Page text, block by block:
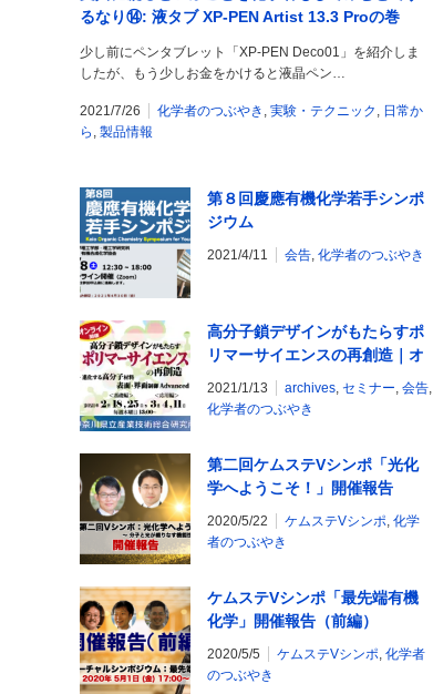
るなり⑭: 液タブ XP-PEN Artist 13.3 Proの巻
少し前にペンタブレット「XP-PEN Deco01」を紹介しま
したが、もう少しお金をかけると液晶ペン…
2021/7/26 化学者のつぶやき , 実験・テクニック , 日常か
ら , 製品情報
第８回慶應有機化学若手シンポ
ジウム
2021/4/11 会告, 化学者のつぶやき
高分子鎖デザインがもたらすポ
リマーサイエンスの再創造｜オ
ンライン R2
2021/1/13 archives, セミナー, 会告,
化学者のつぶやき
第二回ケムステVシンポ「光化
学へようこそ！」開催報告
2020/5/22 ケムステVシンポ, 化学
者のつぶやき
ケムステVシンポ「最先端有機
化学」開催報告（前編）
2020/5/5 ケムステVシンポ, 化学者
のつぶやき